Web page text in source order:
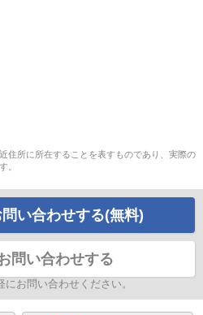
住所に所在することを表すものであり、実際の
。
い合わせする(無料)
問い合わせする
お問い合わせください。